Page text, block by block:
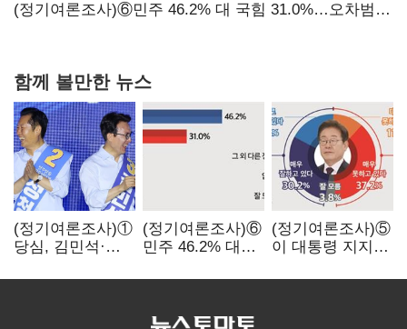
서미화·이성윤·임미애 뒤이어
(정기여론조사)⑥민주 46.2% 대 국힘 31.0%…오차범위
함께 볼만한 뉴스
(정기여론조사)①
당심, 김민석·
대통령 지지도
(정기여론조사)⑥
민주 46.2% 대
오차범위 밖 격차
(정기여론조사)⑤
이 대통령 지지율
만에 다시 40%대